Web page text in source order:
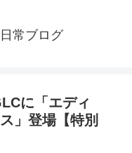
常ブログ
に「エディ
」登場【特別